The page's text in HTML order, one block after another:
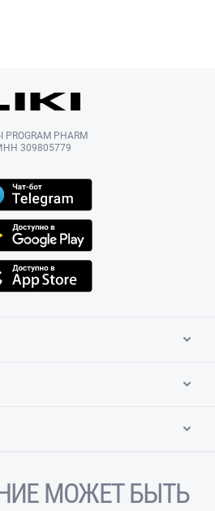
I PROGRAM PHARM
309805779
МОЖЕТ БЫТЬ